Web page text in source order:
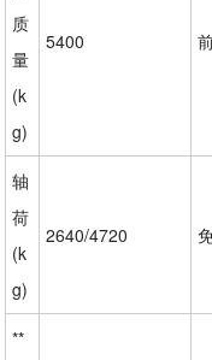
质
量
(k
g)
5400
轴
荷
(k
g)
2640/4720
**